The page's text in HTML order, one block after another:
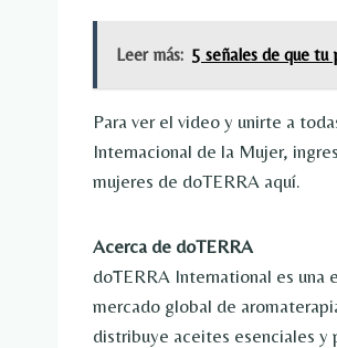
Leer más: 5 señales de que
Para ver el video y unirte a
Internacional de la Mujer,
mujeres de doTERRA aquí.
Acerca de doTERRA
dōTERRA International es una
mercado global de
distribuye aceites esenciales